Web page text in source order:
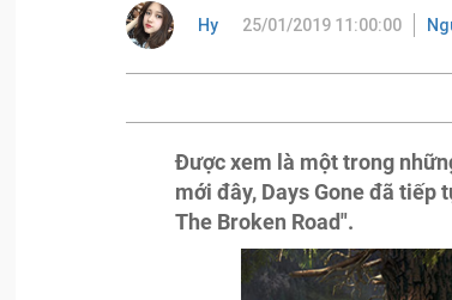
Hy 25/01/2019 11:00:00
Được xem là một trong
mới đây, Days Gone đã
The Broken Road".